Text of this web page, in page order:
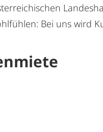
Bei uns wird